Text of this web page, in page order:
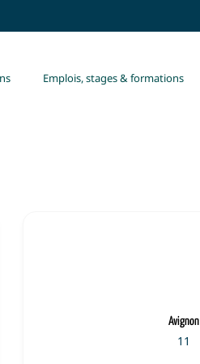
Emplois, stages & formations
Avignon
11